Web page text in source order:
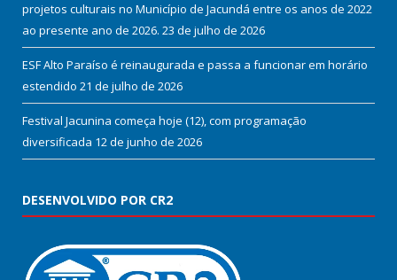
projetos culturais no Município de Jacundá entre os anos de 2022
ao presente ano de 2026. 23 de julho de 2026
ESF Alto Paraíso é reinaugurada e passa a funcionar em horário
estendido 21 de julho de 2026
Festival Jacunina começa hoje (12), com programação
diversificada 12 de junho de 2026
DESENVOLVIDO POR CR2